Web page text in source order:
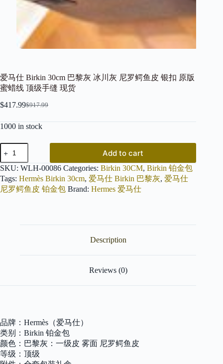
爱马仕 Birkin 30cm 巴黎灰 冰川灰 尼罗鳄鱼皮 银扣 原版
蜜蜡线 顶级手缝 现货
$917.99
Original
was:
$417.99Current
is:
1000 in stock
爱
马
仕
Birkin
30cm
巴
皮
版
蜜
蜡
线
Add to cart
SKU: WLH-00086 Categories: Birkin 30CM, Birkin 铂金包
Tags: Hermès Birkin 30cm, 爱马仕 Birkin 巴黎灰, 爱马仕
尼罗鳄鱼皮 铂金包 Brand: Hermes 爱马仕
Description
Reviews (0)
品牌：Hermès（爱马仕）
类别：Birkin 铂金包
颜色：巴黎灰：一级皮 雾面 尼罗鳄鱼皮
等级：顶级